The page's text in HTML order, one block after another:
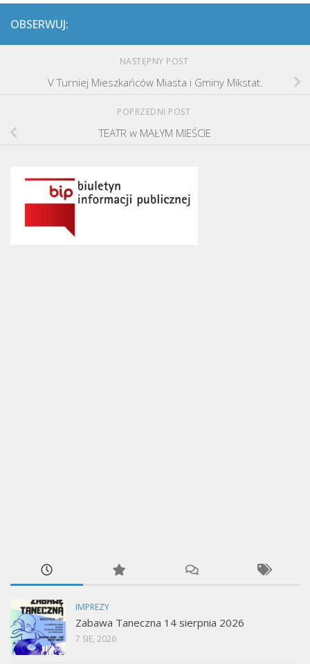
OBSERWUJ:
NASTĘPNY POST
V Turniej Mieszkańców Miasta i Gminy Mikstat.
POPRZEDNI POST
TEATR w MAŁYM MIEŚCIE
IMPREZY
Zabawa Taneczna 14 sierpnia 2026
7 SIE, 2026